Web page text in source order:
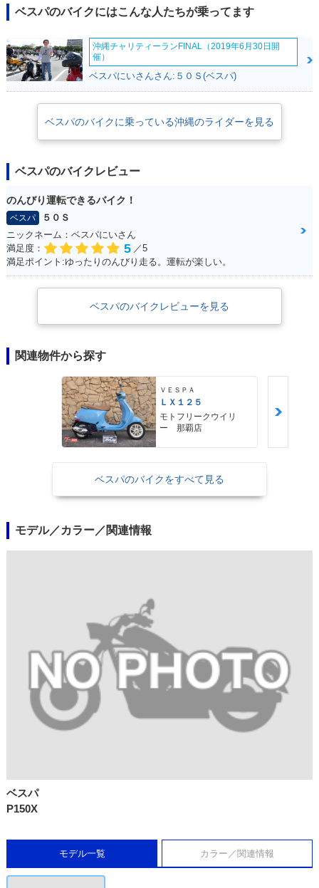
ベスパのバイクにはこんな人たちが乗ってます
沖縄チャリティーランFINAL（2019年6月30日開
催）
ベスパにいさんさん:５０Ｓ(ベスパ)
ベスパのバイクに乗っている沖縄のライダーを見る
ベスパのバイクレビュー
のんびり運転できるバイク！
ベスパ
５０Ｓ
ニックネーム：ベスパにいさん
満足度：
5 ／5
満足ポイント:ゆったりのんびり走る。運転が楽しい。
ベスパのバイクレビューを見る
関連物件から探す
ＶＥＳＰＡ
ＬＸ１２５
モトフリークウイリ
ー 那覇店
ベスパのバイクをすべて見る
モデル／カラー／関連情報
ベスパ
P150X
モデル一覧 カラー／関連情報